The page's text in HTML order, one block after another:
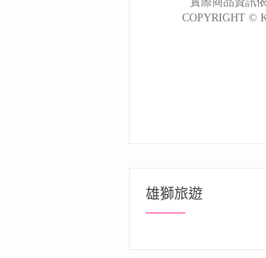
雄獅旅遊